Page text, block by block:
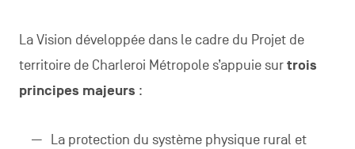
La Vision développée dans le cadre du Projet de
territoire de Charleroi Métropole s’appuie surtrois
principes majeurs :
La protection du système physique rural et